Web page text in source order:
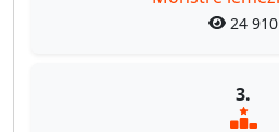
24 910
3.